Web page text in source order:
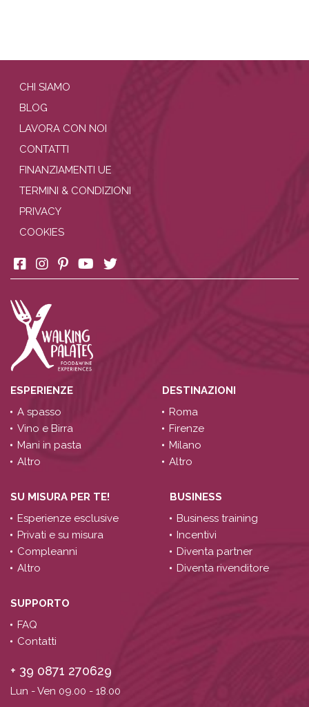
CHI SIAMO
BLOG
LAVORA CON NOI
CONTATTI
FINANZIAMENTI UE
TERMINI & CONDIZIONI
PRIVACY
COOKIES
ESPERIENZE
A spasso
Vino e Birra
Mani in pasta
Altro
DESTINAZIONI
Roma
Firenze
Milano
Altro
SU MISURA PER TE!
Esperienze esclusive
Privati e su misura
Compleanni
Altro
BUSINESS
Business training
Incentivi
Diventa partner
Diventa rivenditore
SUPPORTO
FAQ
Contatti
+ 39 0871 270629
Lun - Ven 09.00 - 18.00